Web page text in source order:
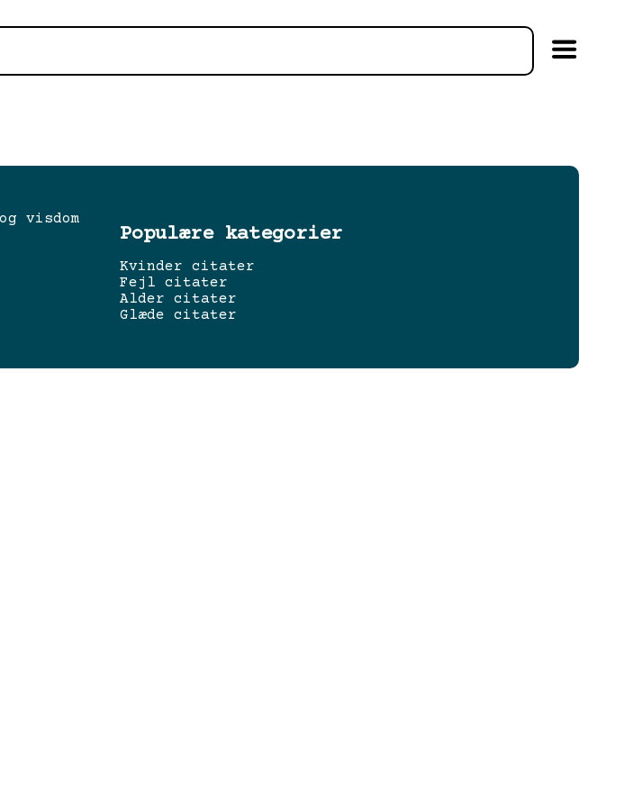
visdom
Populære kategorier
Kvinder citater
Fejl citater
Alder citater
Glæde citater